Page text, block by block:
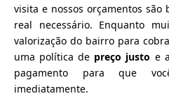
visita e nossos orçamentos são
real necessário. Enquanto
valorização do bairro para
uma política de preço justo e
pagamento para que
imediatamente.